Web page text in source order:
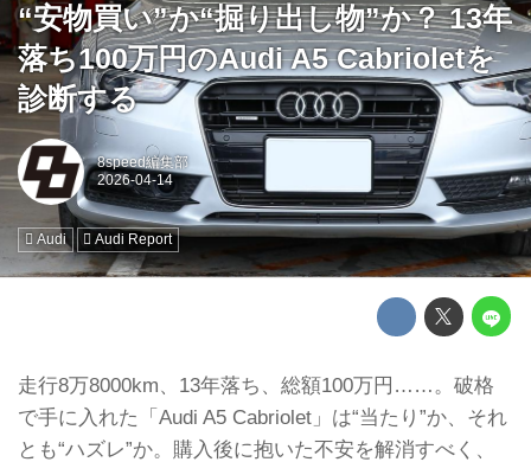
“安物買い”か“掘り出し物”か？ 13年
落ち100万円のAudi A5 Cabrioletを
診断する
8speed編集部
Audi Audi Report
走行8万8000km、13年落ち、総額100万円……。破格
で手に入れた「Audi A5 Cabriolet」は“当たり”か、それ
とも“ハズレ”か。購入後に抱いた不安を解消すべく、